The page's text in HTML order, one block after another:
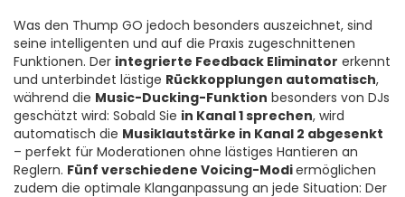
Was den Thump GO jedoch besonders auszeichnet, sind
seine intelligenten und auf die Praxis zugeschnittenen
Funktionen. Der integrierte Feedback Eliminator erkennt
und unterbindet lästige Rückkopplungen automatisch,
während die Music-Ducking-Funktion besonders von DJs
geschätzt wird: Sobald Sie in Kanal 1 sprechen, wird
automatisch die Musiklautstärke in Kanal 2 abgesenkt
– perfekt für Moderationen ohne lästiges Hantieren an
Reglern. Fünf verschiedene Voicing-Modiermöglichen
zudem die optimale Klanganpassung an jede Situation: Der